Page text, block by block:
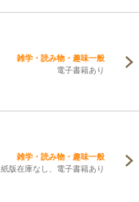
雑学・読み物・趣味一般
電子書籍あり
雑学・読み物・趣味一般
紙版在庫なし、電子書籍あり